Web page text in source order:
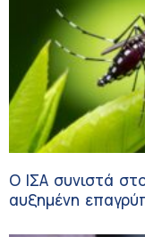
Ο ΙΣΑ συνιστά
αυξημένη